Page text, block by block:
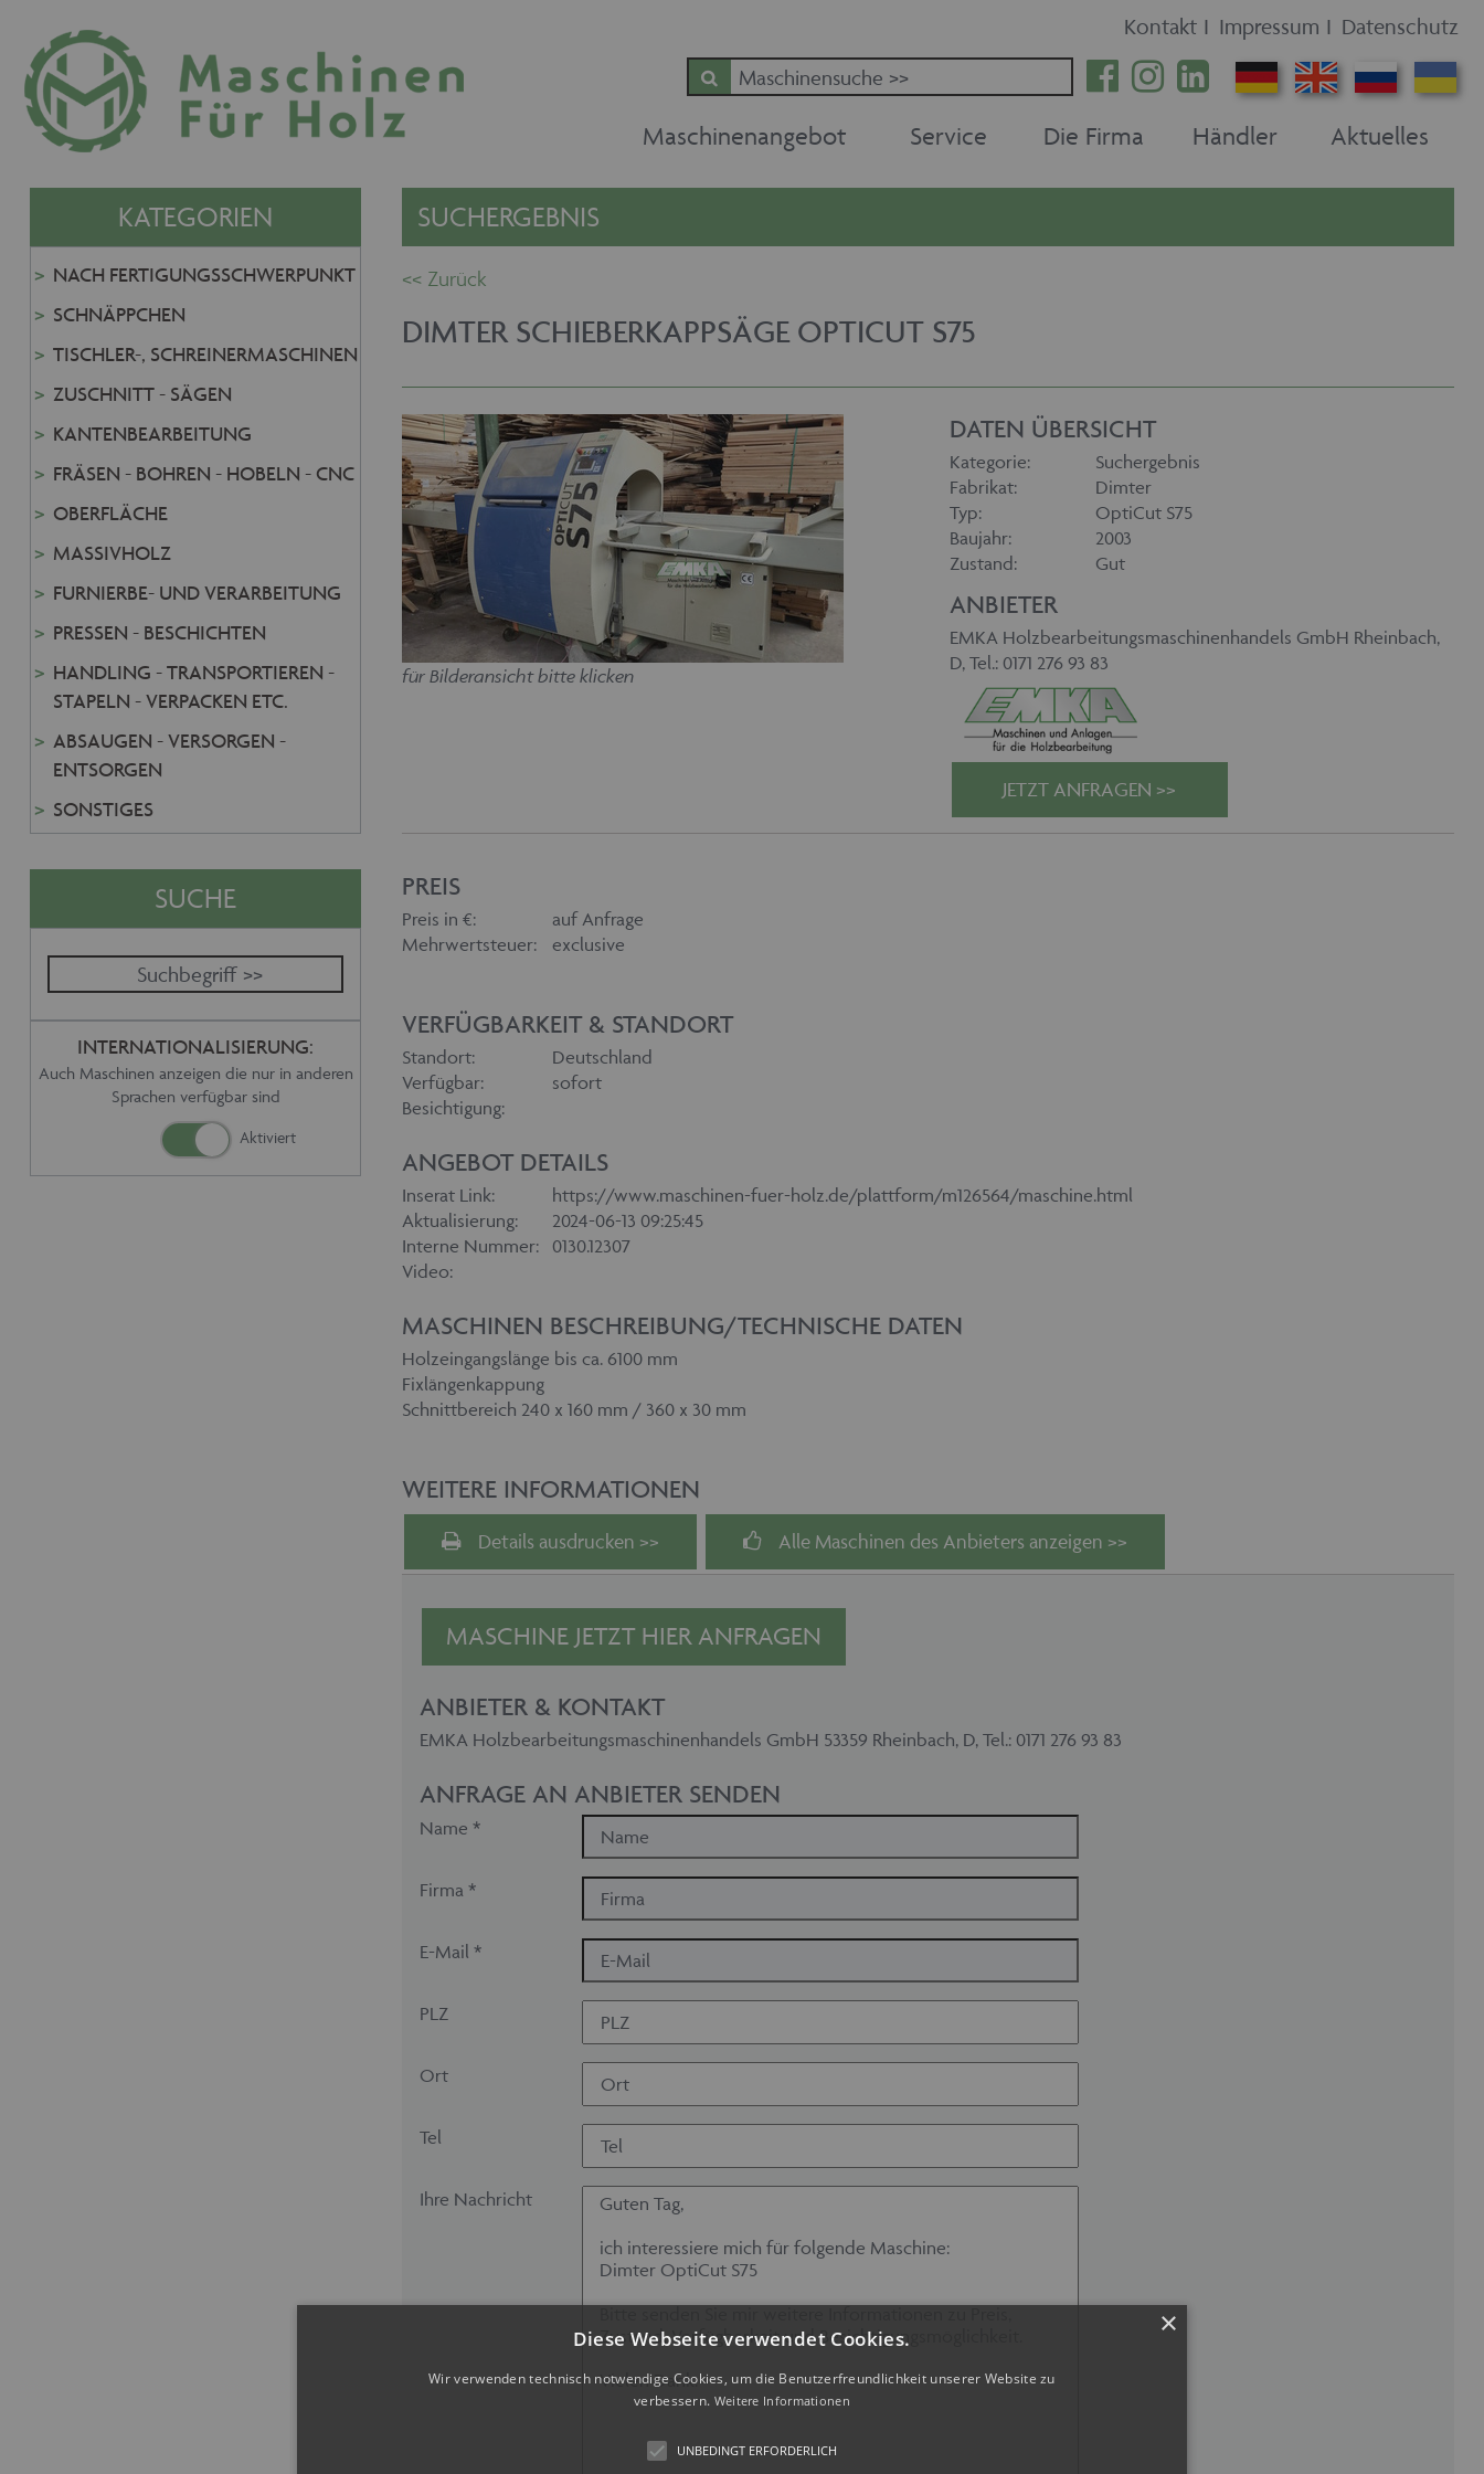
Kontakt I Impressum I Datenschutz
Maschinenangebot Service Die Firma Händler Aktuelles
KATEGORIEN
NACH FERTIGUNGSSCHWERPUNKT
SCHNÄPPCHEN
TISCHLER-, SCHREINERMASCHINEN
ZUSCHNITT - SÄGEN
KANTENBEARBEITUNG
FRÄSEN - BOHREN - HOBELN - CNC
OBERFLÄCHE
MASSIVHOLZ
FURNIERBE- UND VERARBEITUNG
PRESSEN - BESCHICHTEN
HANDLING - TRANSPORTIEREN -
STAPELN - VERPACKEN ETC.
ABSAUGEN - VERSORGEN -
ENTSORGEN
SONSTIGES
SUCHE
INTERNATIONALISIERUNG:
Auch Maschinen anzeigen die nur in anderen
Sprachen verfügbar sind
SUCHERGEBNIS
DIMTER SCHIEBERKAPPSÄGE OPTICUT S75
für Bilderansicht bitte klicken
DATEN ÜBERSICHT
Kategorie:
Suchergebnis
Fabrikat:
Dimter
Typ:
OptiCut S75
Baujahr:
2003
Zustand:
Gut
ANBIETER
EMKA Holzbearbeitungsmaschinenhandels GmbH Rheinbach,
D, Tel.: 0171 276 93 83
JETZT ANFRAGEN >>
PREIS
Preis in €:
auf Anfrage
Mehrwertsteuer:
exclusive
VERFÜGBARKEIT & STANDORT
Standort:
Deutschland
Verfügbar:
sofort
Besichtigung:
ANGEBOT DETAILS
Inserat Link:
https://www.maschinen-fuer-holz.de/plattform/m126564/maschine.html
Aktualisierung:
2024-06-13 09:25:45
Interne Nummer:
0130.12307
Video:
MASCHINEN BESCHREIBUNG/TECHNISCHE DATEN
Holzeingangslänge bis ca. 6100 mm
Fixlängenkappung
Schnittbereich 240 x 160 mm / 360 x 30 mm
WEITERE INFORMATIONEN
Details ausdrucken >> Alle Maschinen des Anbieters anzeigen >>
MASCHINE JETZT HIER ANFRAGEN
ANBIETER & KONTAKT
EMKA Holzbearbeitungsmaschinenhandels GmbH 53359 Rheinbach, D, Tel.: 0171 276 93 83
ANFRAGE AN ANBIETER SENDEN
Name *
Firma *
E-Mail *
PLZ
Ort
Tel
Ihre Nachricht
×
Diese Webseite verwendet Cookies.
Wir verwenden technisch notwendige Cookies, um die Benutzerfreundlichkeit unserer Website zu
verbessern. Weitere Informationen
UNBEDINGT ERFORDERLICH